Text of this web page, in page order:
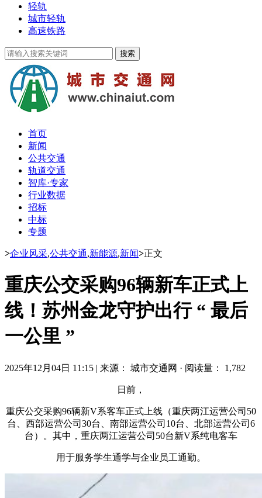
轻轨
城市轻轨
高速铁路
首页
新闻
公共交通
轨道交通
智库·专家
行业数据
招标
中标
专题
>企业风采,公共交通,新能源,新闻>正文
重庆公交采购96辆新车正式上
线！苏州金龙守护出行 “ 最后
一公里 ”
2025年12月04日 11:15 | 来源： 城市交通网 · 阅读量： 1,782
日前，
重庆公交采购96辆新V系客车正式上线（重庆两江运营公司50
台、西部运营公司30台、南部运营公司10台、北部运营公司6
台）。其中，重庆两江运营公司50台新V系纯电客车
用于服务学生通学与企业员工通勤。